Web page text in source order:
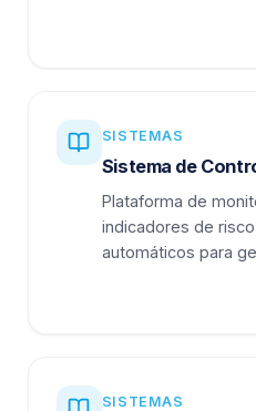
SISTEMAS
Sistema de
Plataforma de
indicadores de
automáticos para
SISTEMAS